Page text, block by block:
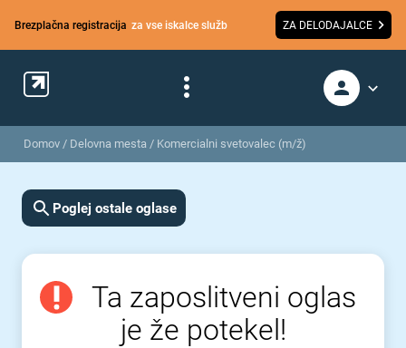
Brezplačna registracija za vse iskalce služb ZA DELODAJALCE
Domov / Delovna mesta / Komercialni svetovalec (m/ž)
Poglej ostale oglase
Ta zaposlitveni oglas
je že potekel!